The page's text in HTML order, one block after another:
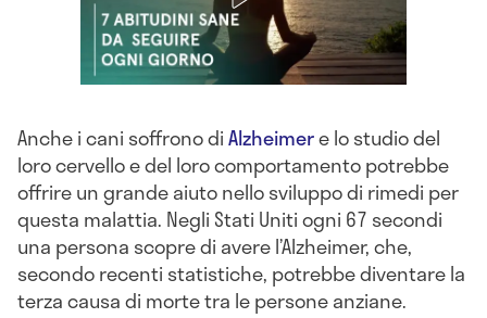
Anche i cani soffrono diAlzheimere lo studio del
loro cervello e del loro comportamento potrebbe
offrire un grande aiuto nello sviluppo di rimedi per
questa malattia. Negli Stati Uniti ogni 67 secondi
una persona scopre di avere l’Alzheimer, che,
secondo recenti statistiche, potrebbe diventare la
terza causa di morte tra le persone anziane.